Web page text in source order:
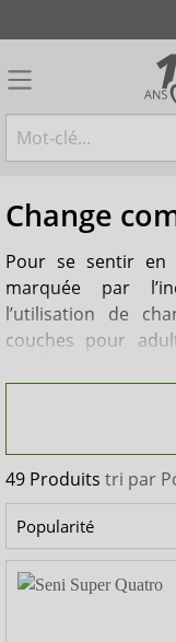
Change
Pour se sentir en
marquée par
l’utilisation de
couches pour
produits pour
d’incontinence
forme de slip ou
aux personnes
s’enfilent et se
vêtements
grâce à leur coupe
Le change complet
convient à
fermetures
couches en tout
49 Produits tri par